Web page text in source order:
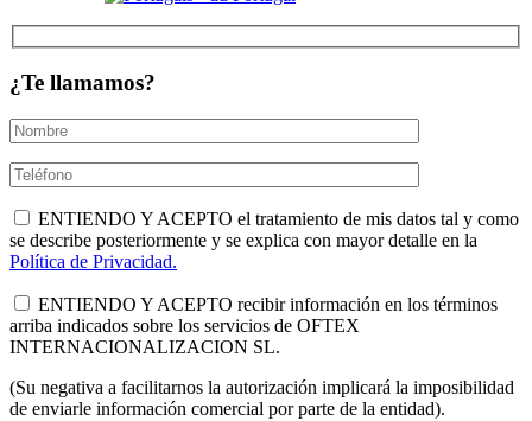
¿Te llamamos?
ENTIENDO Y ACEPTO el tratamiento de mis datos tal y como
se describe posteriormente y se explica con mayor detalle en la
Política de Privacidad.
ENTIENDO Y ACEPTO recibir información en los términos
arriba indicados sobre los servicios de OFTEX
INTERNACIONALIZACION SL.
(Su negativa a facilitarnos la autorización implicará la imposibilidad
de enviarle información comercial por parte de la entidad).